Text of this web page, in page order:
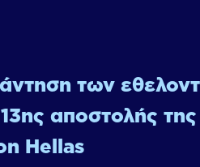
των
αποστολής της
Hellas